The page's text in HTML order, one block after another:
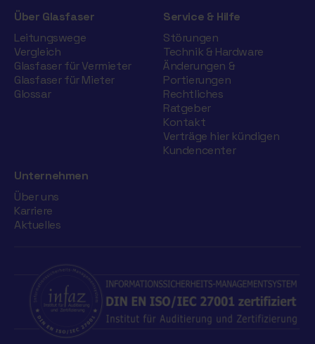
Über Glasfaser
Leitungswege
Vergleich
Glasfaser für Vermieter
Glasfaser für Mieter
Glossar
Service & Hilfe
Störungen
Technik & Hardware
Änderungen &
Portierungen
Rechtliches
Ratgeber
Kontakt
Verträge hier kündigen
Kundencenter
Unternehmen
Über uns
Karriere
Aktuelles